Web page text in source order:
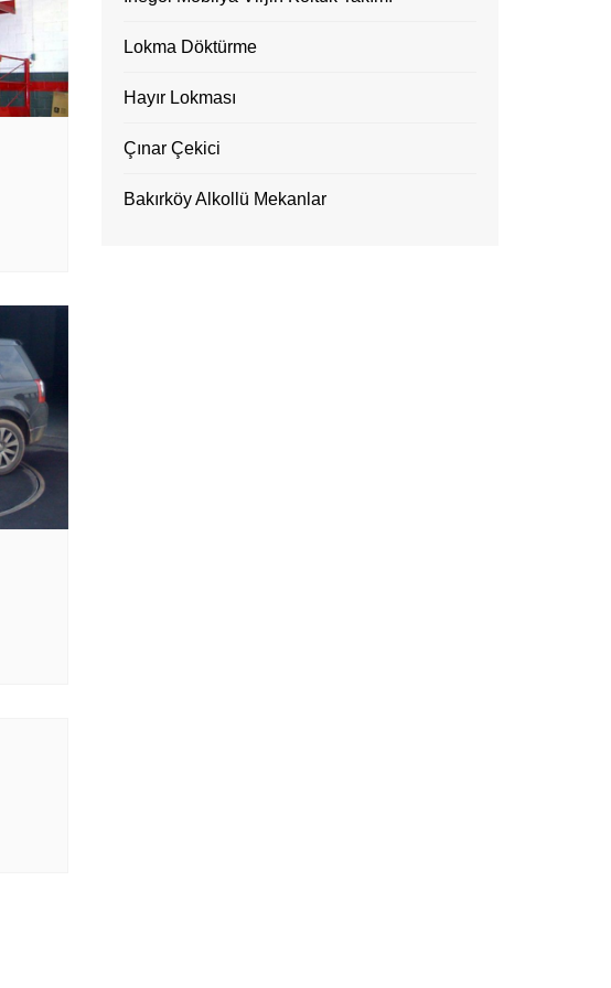
Lokma Döktürme
Hayır Lokması
Çınar Çekici
Bakırköy Alkollü Mekanlar